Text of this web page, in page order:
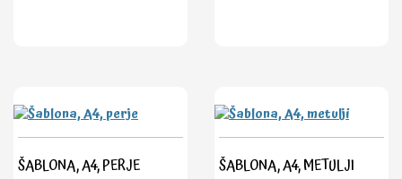
ŠABLONA, A4, PERJE ŠABLONA, A4, METULJI